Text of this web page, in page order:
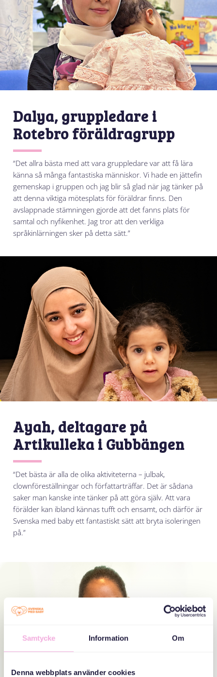
Samtycke Information Om
Denna webbplats använder cookies
Dalya, gruppledare i
Rotebro föräldragrupp
“Det allra bästa med att vara gruppledare var att få lära
känna så många fantastiska människor. Vi hade en jättefin
gemenskap i gruppen och jag blir så glad när jag tänker på
att denna viktiga mötesplats för föräldrar finns. Den
avslappnade stämningen gjorde att det fanns plats för
samtal och nyfikenhet. Jag tror att den verkliga
språkinlärningen sker på detta sätt.”
Ayah, deltagare på
Artikulleka i Gubbängen
“Det bästa är alla de olika aktiviteterna – julbak,
clownföreställningar och författarträffar. Det är sådana
saker man kanske inte tänker på att göra själv. Att vara
förälder kan ibland kännas tufft och ensamt, och därför är
Svenska med baby ett fantastiskt sätt att bryta isoleringen
på.”